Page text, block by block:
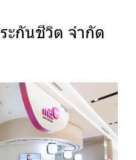
ะกันชีวิต จำกัด